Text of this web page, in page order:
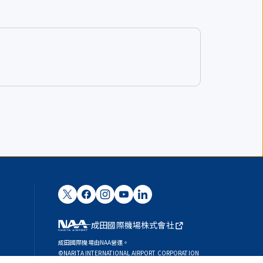
成田國際機場株式會社
成田國際機場由NAA營運。
©NARITA INTERNATIONAL AIRPORT CORPORATION